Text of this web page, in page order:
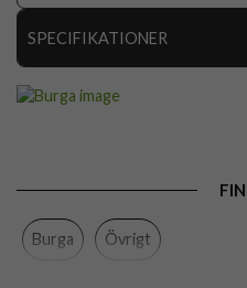
SPECIFIKATIONER
EAN
Burga Övrigt